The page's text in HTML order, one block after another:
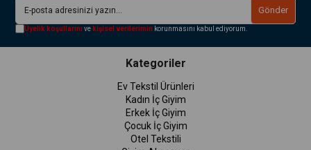
Gönder
Üyelik koşullarını ve kişisel verilerimin korunmasını kabul ediyorum.
Kategoriler
Ev Tekstil Ürünleri
Kadın İç Giyim
Erkek İç Giyim
Çocuk İç Giyim
Otel Tekstili